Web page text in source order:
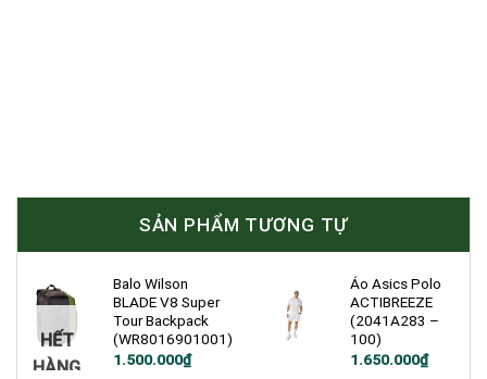
SẢN PHẨM TƯƠNG TỰ
HẾT
HÀNG
Balo Wilson
BLADE V8 Super
Tour Backpack
(WR8016901001)
Giá
1.500.000₫
Giá
Áo Asics Polo
ACTIBREEZE
(2041A283 –
100)
1.650.000₫